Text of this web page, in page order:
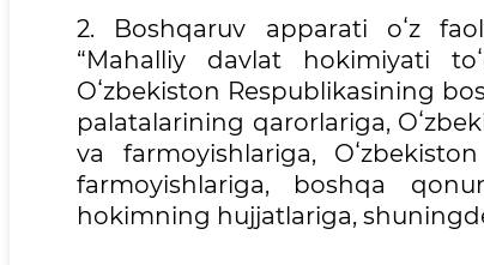
2. Boshqaruv apparati oʻz
“Mahalliy davlat hokimiyati
Oʻzbekiston Respublikasining
palatalarining qarorlariga,
va farmoyishlariga,
farmoyishlariga, boshqa
hokimning hujjatlariga,